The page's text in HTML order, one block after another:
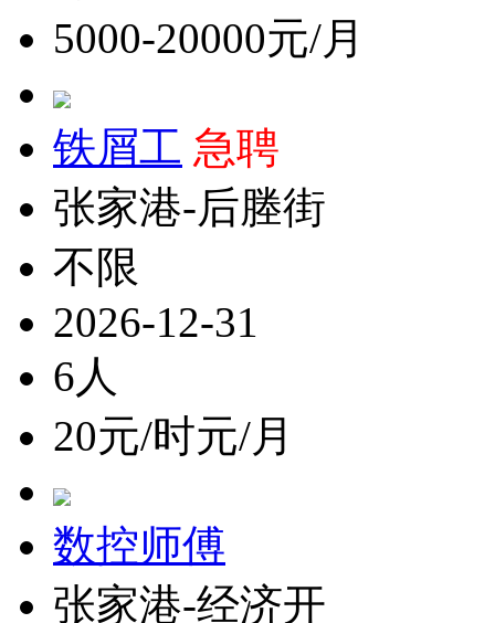
5000-20000元/月
铁屑工 急聘
张家港-后塍街
不限
2026-12-31
6人
20元/时元/月
数控师傅
张家港-经济开